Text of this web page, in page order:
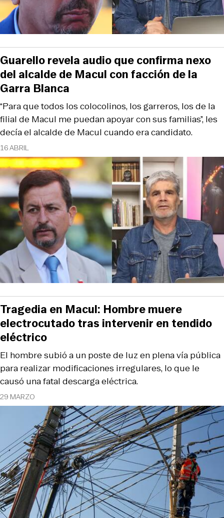
16 ABRIL
“Para que todos los colocolinos, los garreros, los de la
filial de Macul me puedan apoyar con sus familias”, les
decía el alcalde de Macul cuando era candidato.
Guarello revela audio que confirma nexo
del alcalde de Macul con facción de la
Garra Blanca
29 MARZO
El hombre subió a un poste de luz en plena vía pública
para realizar modificaciones irregulares, lo que le
causó una fatal descarga eléctrica.
Tragedia en Macul: Hombre muere
electrocutado tras intervenir en tendido
eléctrico